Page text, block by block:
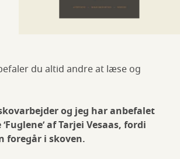
du altid andre at læse og
og jeg har anbefalet
af Tarjei Vesaas, fordi
foregår i skoven.